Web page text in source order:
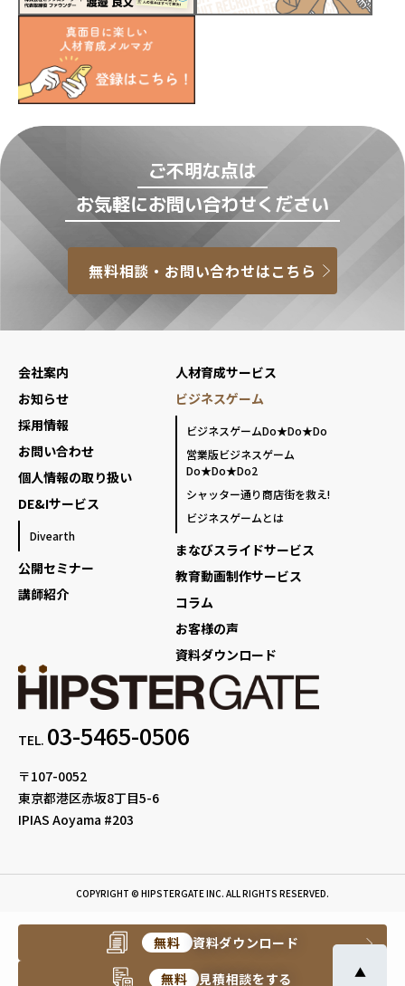
▲
無料
資料ダウンロード
無料
見積相談をする
ご不明な点は
お気軽にお問い合わせください
無料相談・お問い合わせはこちら
TEL. 03-5465-0506
〒107-0052
東京都港区赤坂8丁目5-6
IPIAS Aoyama #203
会社案内
お知らせ
採用情報
お問い合わせ
個人情報の取り扱い
DE&Iサービス
Divearth
公開セミナー
講師紹介
人材育成サービス
ビジネスゲーム
ビジネスゲームDo★Do★Do
営業版ビジネスゲーム
Do★Do★Do2
シャッター通り商店街を救え!
ビジネスゲームとは
まなびスライドサービス
教育動画制作サービス
コラム
お客様の声
資料ダウンロード
COPYRIGHT © HIPSTERGATE INC. ALL RIGHTS RESERVED.